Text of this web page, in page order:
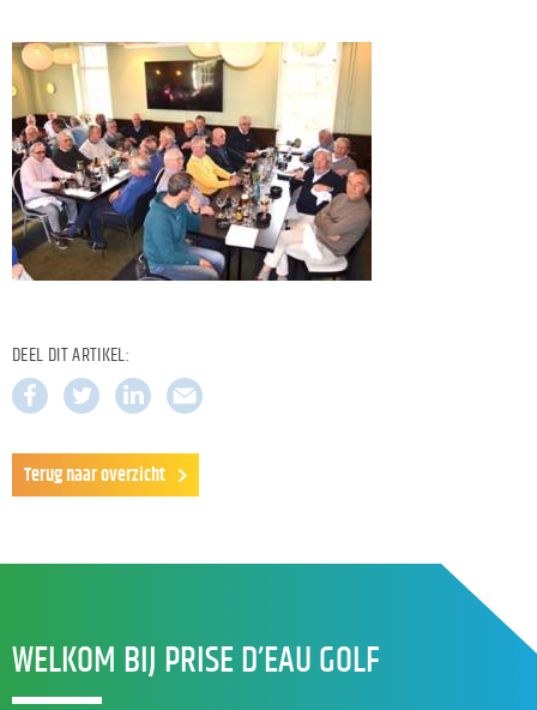
DEEL DIT ARTIKEL:
Terug naar overzicht
WELKOM BIJ PRISE D’EAU GOLF